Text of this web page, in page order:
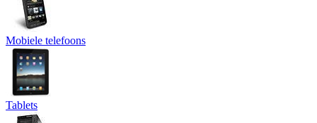
Mobiele telefoons
Tablets